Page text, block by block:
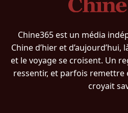
Chine365 est un média
Chine d’hier et
et le voyage se croisent. Un
ressentir, et parfois remettre
croyait